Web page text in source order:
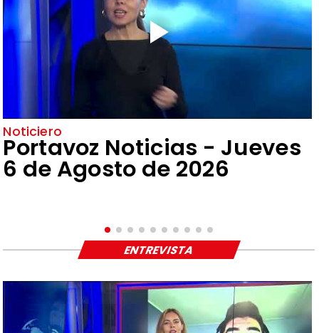
Noticiero
Portavoz Noticias - Jueves
6 de Agosto de 2026
ENTREVISTA